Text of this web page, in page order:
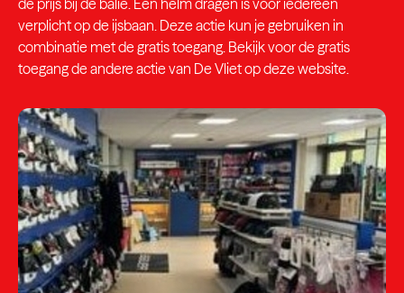
de prijs bij de balie. Een helm dragen is voor iedereen
verplicht op de ijsbaan. Deze actie kun je gebruiken in
combinatie met de gratis toegang. Bekijk voor de gratis
toegangde andere actie van De Vliet op deze website.